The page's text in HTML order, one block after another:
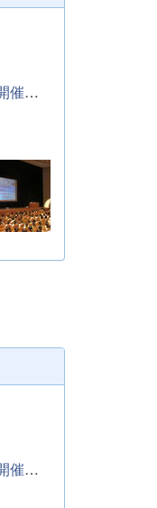
富岡高校_学校説明会を開催しました
富岡高校_学校説明会を開催しました